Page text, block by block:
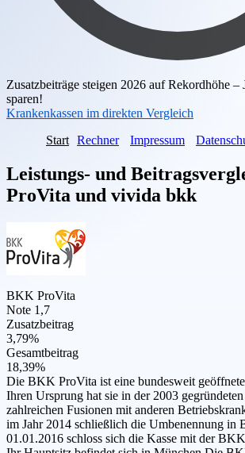
Zusatzbeiträge steigen 2026 auf Rekordhöhe –
sparen!
Krankenkassen im direkten Vergleich
Start Rechner Impressum
Leistungs- und
ProVita und vivida bkk
BKK ProVita
Note 1,7
Zusatzbeitrag
3,79%
Gesamtbeitrag
18,39%
Die BKK ProVita ist eine bundesweit
Ihren Ursprung hat sie in der 2003
zahlreichen Fusionen mit anderen
im Jahr 2014 schließlich die Umbenennung
01.01.2016 schloss sich die Kasse mit der